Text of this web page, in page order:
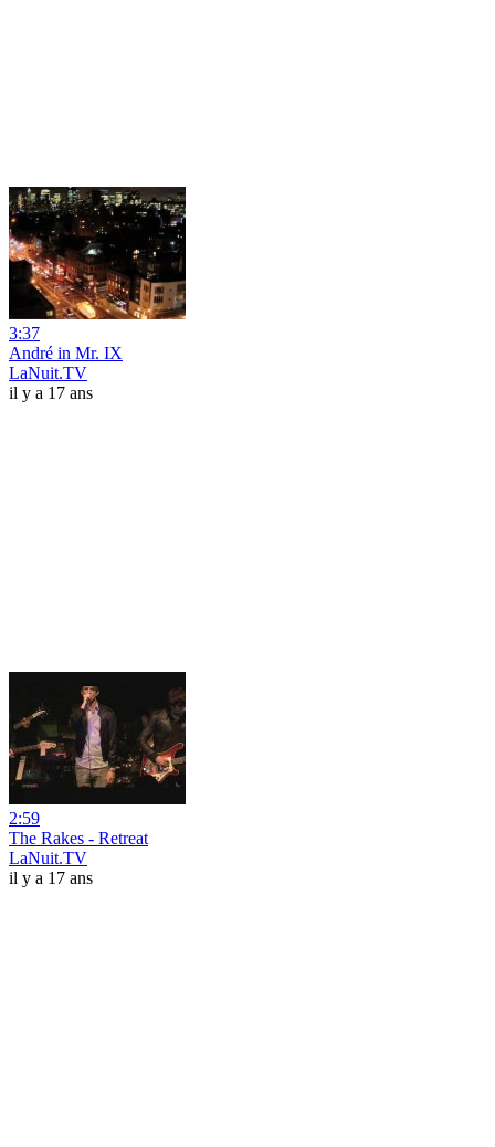
3:37
André in Mr. IX
LaNuit.TV
il y a 17 ans
2:59
The Rakes - Retreat
LaNuit.TV
il y a 17 ans